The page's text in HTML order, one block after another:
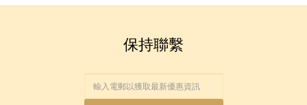
保持聯繫